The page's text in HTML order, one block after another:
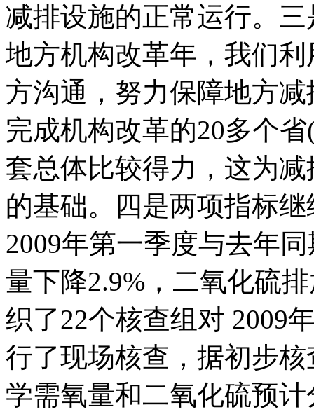
减排设施的正常运行。
地方机构改革年，我们
方沟通，努力保障地方
完成机构改革的20多个
套总体比较得力，这为
的基础。四是两项指标
2009年第一季度与去年
量下降2.9%，二氧化硫
织了22个核查组对 2009
行了现场核查，据初步
学需氧量和二氧化硫预